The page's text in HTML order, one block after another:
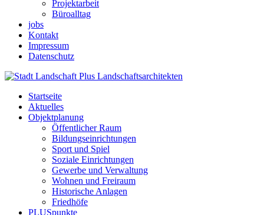
Projektarbeit
Büroalltag
jobs
Kontakt
Impressum
Datenschutz
Startseite
Aktuelles
Objektplanung
Öffentlicher Raum
Bildungseinrichtungen
Sport und Spiel
Soziale Einrichtungen
Gewerbe und Verwaltung
Wohnen und Freiraum
Historische Anlagen
Friedhöfe
PLUSpunkte